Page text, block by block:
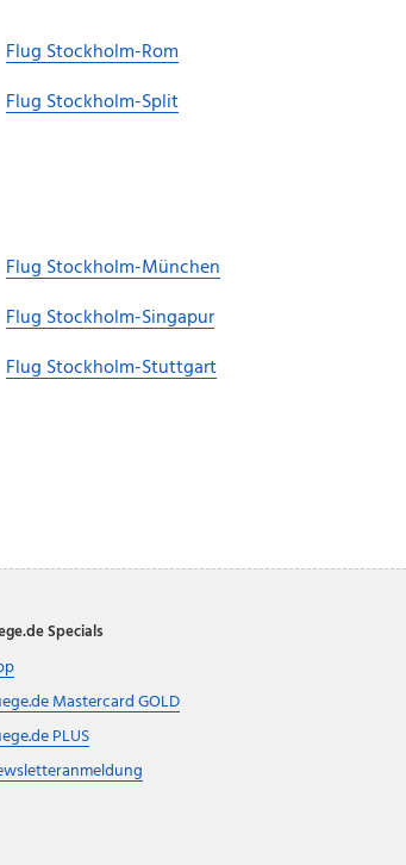
Flug Stockholm-Rom
Flug Stockholm-Split
Flug Stockholm-München
Flug Stockholm-Singapur
Flug Stockholm-Stuttgart